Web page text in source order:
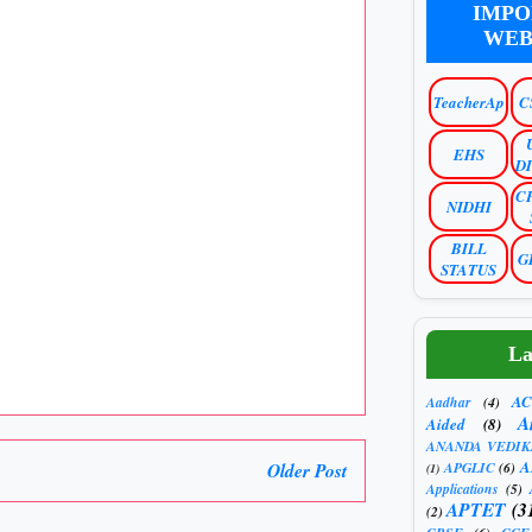
Older Post
TeacherAp
EHS
NIDHI
BILL
STATUS
Aadhar (4)
Aided
(8)
ANANDA
(1) APGLIC (6)
Applications (5)
(2)APTET